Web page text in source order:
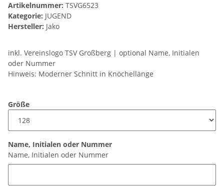
Artikelnummer: TSVG6523
Kategorie: JUGEND
Hersteller: Jako
inkl. Vereinslogo TSV Großberg | optional Name, Initialen
oder Nummer
Hinweis: Moderner Schnitt in Knöchellänge
Größe
Name, Initialen oder Nummer
Name, Initialen oder Nummer